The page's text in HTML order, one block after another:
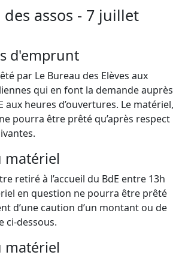
assos - 7 juillet
d'emprunt
par Le Bureau des Elèves aux
qui en font la demande auprès
aux heures d’ouvertures. Le matériel,
pourra être prêté qu’après respect
matériel
retiré à l’accueil du BdE entre 13h
en question ne pourra être prêté
d’une caution d’un montant ou de
ci-dessous.
matériel